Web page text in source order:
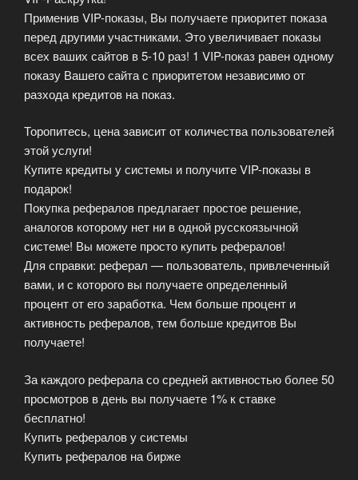
Применив VIP-показы, Вы получаете приоритет показа
перед другими участниками. Это увеличивает показы
всех ваших сайтов в 5-10 раз! 1 VIP-показ равен одному
показу Вашего сайта с приоритетом независимо от
разхода кредитов на показ.
Торопитесь, цена зависит от количества пользователей
этой услуги!
Купите кредиты у системы и получите VIP-показы в
подарок!
Покупка рефералов предлагает простое решение,
аналогов которому нет ни в одной русскоязычной
системе! Вы можете просто купить рефералов!
Для справки: реферал — пользователь, привлеченный
вами, и с которого вы получаете определенный
процент от его заработка. Чем больше процент и
активность рефералов, тем больше кредитов Вы
получаете!
За каждого реферала со средней активностью более 50
просмотров в день вы получаете 1% к ставке
бесплатно!
Купить рефералов у системы
Купить рефералов на бирже